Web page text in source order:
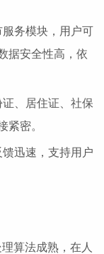
务模块，用户可
据安全性高，依
、居住证、社保
紧密。
迅速，支持用户
算法成熟，在人